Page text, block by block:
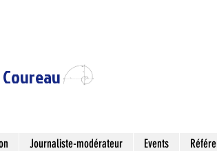
Journaliste-modérateur Events